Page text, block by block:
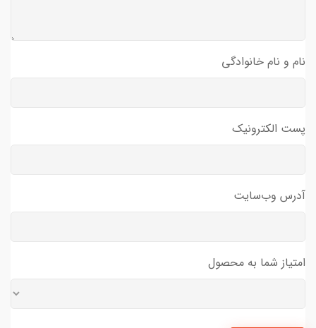
نام و نام خانوادگی
پست الکترونیک
آدرس وب‌سایت
امتیاز شما به محصول